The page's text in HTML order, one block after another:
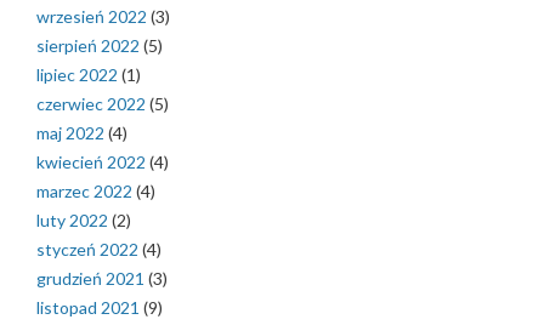
wrzesień 2022 (3)
sierpień 2022 (5)
lipiec 2022 (1)
czerwiec 2022 (5)
maj 2022 (4)
kwiecień 2022 (4)
marzec 2022 (4)
luty 2022 (2)
styczeń 2022 (4)
grudzień 2021 (3)
listopad 2021 (9)